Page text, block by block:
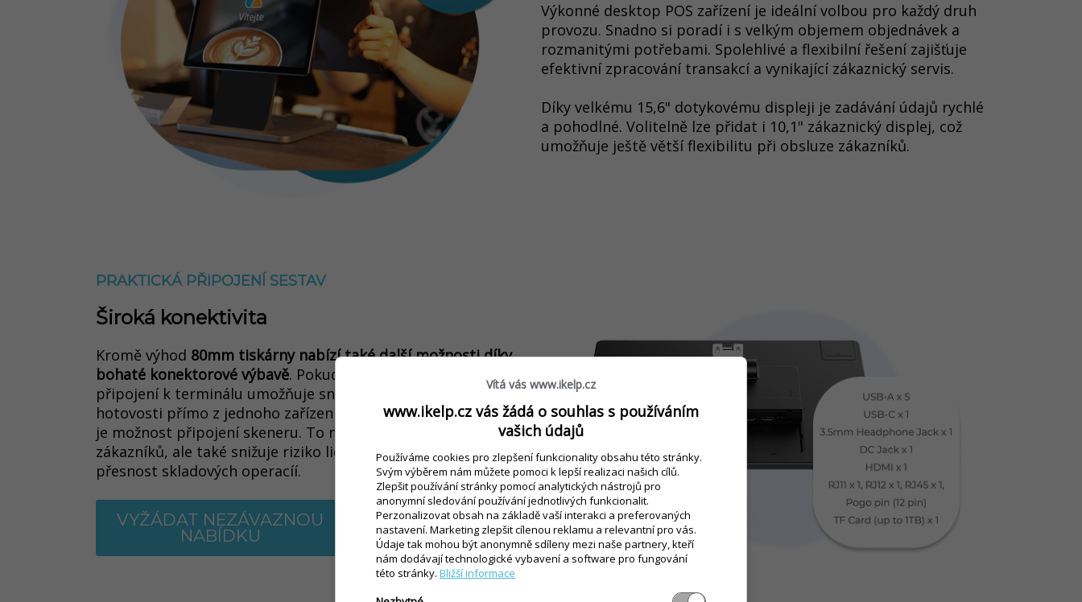
Výkonné desktop POS zařízení je ideální volbou pro každý druh
provozu. Snadno si poradí i s velkým objemem objednávek a
rozmanitými potřebami. Spolehlivé a flexibilní řešení zajišťuje
efektivní zpracování transakcí a vynikající zákaznický servis.
Díky velkému 15,6" dotykovému displeji je zadávání údajů rychlé
a pohodlné. Volitelně lze přidat i 10,1" zákaznický displej, což
umožňuje ještě větší flexibilitu při obsluze zákazníků.
PRAKTICKÁ PŘIPOJENÍ SESTAV
Široká konektivita
Kromě výhod 80mm tiskárny nabízí také další možnosti díky
bohaté konektorové výbavě. Pokud jde o pokladní zásuvku,
připojení k terminálu umožňuje snadné ovládání a správu
hotovosti přímo z jednoho zařízení. Dalším užitečným doplňkem
je možnost připojení skeneru. To nejen zrychluje obsluhu
zákazníků, ale také snižuje riziko lidských chyb a zlepšuje
přesnost skladových operacíí.
VYŽÁDAT NEZÁVAZNOU
NABÍDKU
Vítá vás www.ikelp.cz
www.ikelp.cz vás žádá o souhlas s používáním
vašich údajů
Používáme cookies pro zlepšení funkcionality obsahu této stránky.
Svým výběrem nám můžete pomoci k lepší realizaci našich cílů.
Zlepšit používání stránky pomocí analytických nástrojů pro
anonymní sledování používání jednotlivých funkcionalit.
Perzonalizovat obsah na základě vaší interakci a preferovaných
nastavení. Marketing zlepšit cílenou reklamu a relevantní pro vás.
Údaje tak mohou být anonymně sdíleny mezi naše partnery, kteří
nám dodávají technologické vybavení a software pro fungování
této stránky. Bližší informace